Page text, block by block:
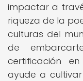
impactar a
riqueza de la
culturas del
de
certificación
ayude a